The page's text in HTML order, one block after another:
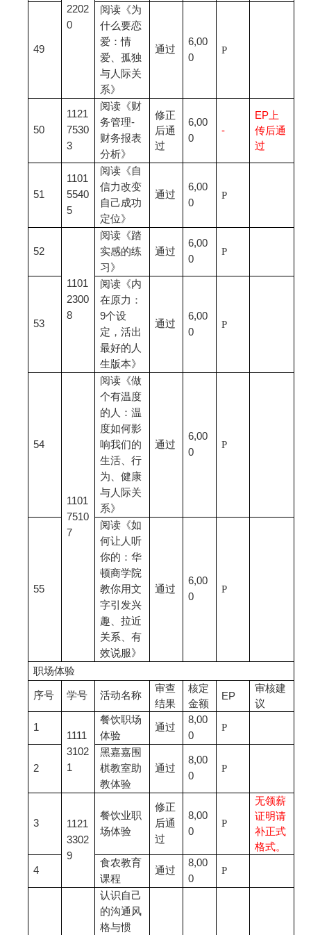
2202
0
49
阅读《为
什么要恋
爱：情
爱、孤独
与人际关
系》
通过
6,00
0
P
50
1121
7530
3
阅读《财
务管理-
财务报表
分析》
修正
后通
过
6,00
0
-
EP 上
传后通
过
51
1101
5540
5
阅读《自
信力改变
自己成功
定位》
通过
6,00
0
P
52
1101
2300
8
阅读《踏
实感的练
习》
通过
6,00
0
P
53
阅读《内
在原力：
9个设
定，活出
最好的人
生版本》
通过
6,00
0
P
54
1101
7510
7
阅读《做
个有温度
的人：温
度如何影
响我们的
生活、行
为、健康
与人际关
系》
通过
6,00
0
P
55
阅读《如
何让人听
你的：华
顿商学院
教你用文
字引发兴
趣、拉近
关系、有
效说服》
通过
6,00
0
P
职场体验
序号 学号 活动名称
审查
结果
核定
金额
EP
审核建
议
1
1111
3102
1
餐饮职场
体验
通过
8,00
0
P
2
黑嘉嘉围
棋教室助
教体验
通过
8,00
0
P
3
1121
3302
9
餐饮业职
场体验
修正
后通
过
8,00
0
P
无领薪
证明请
补正式
格式。
4
食农教育
课程
通过
8,00
0
P
认识自己
的沟通风
格与惯